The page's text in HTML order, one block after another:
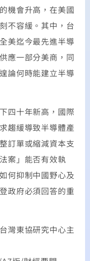
機會升高，在美國
不容緩。其中，台
美迄今最先進半導
應一部分美商，同
論何時能建立半導
四十年新高，國際
趨緩導致半導體產
訂單或縮減資本支
案」能否有效執
何抑制中國野心及
政府必須回答的重
灣東協研究中心主